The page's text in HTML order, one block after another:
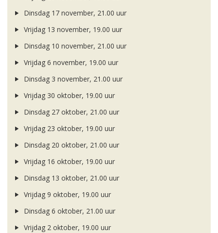
Dinsdag 17 november, 21.00 uur
Vrijdag 13 november, 19.00 uur
Dinsdag 10 november, 21.00 uur
Vrijdag 6 november, 19.00 uur
Dinsdag 3 november, 21.00 uur
Vrijdag 30 oktober, 19.00 uur
Dinsdag 27 oktober, 21.00 uur
Vrijdag 23 oktober, 19.00 uur
Dinsdag 20 oktober, 21.00 uur
Vrijdag 16 oktober, 19.00 uur
Dinsdag 13 oktober, 21.00 uur
Vrijdag 9 oktober, 19.00 uur
Dinsdag 6 oktober, 21.00 uur
Vrijdag 2 oktober, 19.00 uur